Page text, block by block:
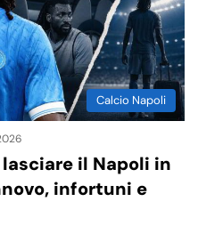
Calcio Napoli
il Napoli in
infortuni e